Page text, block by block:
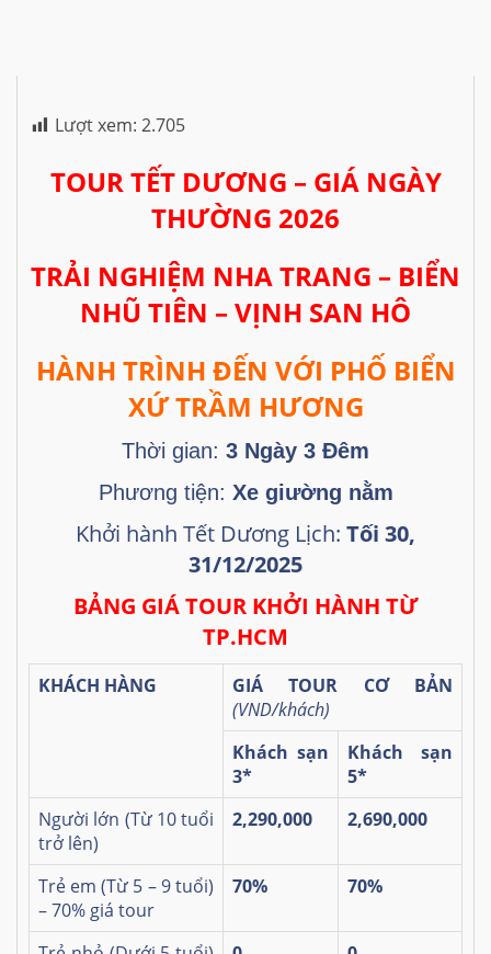
Lượt xem: 2.705
TOUR TẾT DƯƠNG – GIÁ NGÀY
THƯỜNG 2026
TRẢI NGHIỆM NHA TRANG – BIỂN
NHŨ TIÊN – VỊNH SAN HÔ
HÀNH TRÌNH ĐẾN VỚI PHỐ BIỂN
XỨ TRẦM HƯƠNG
Thời gian: 3 Ngày 3 Đêm
Phương tiện: Xe giường nằm
Khởi hành Tết Dương Lịch: Tối 30,
31/12/2025
BẢNG GIÁ TOUR KHỞI HÀNH TỪ
TP.HCM
KHÁCH HÀNG
GIÁ TOUR CƠ BẢN
(VND/khách)
Khách sạn
3*
Khách sạn
5*
Người lớn (Từ 10 tuổi
trở lên)
2,290,000 2,690,000
Trẻ em (Từ 5 – 9 tuổi)
– 70% giá tour
70% 70%